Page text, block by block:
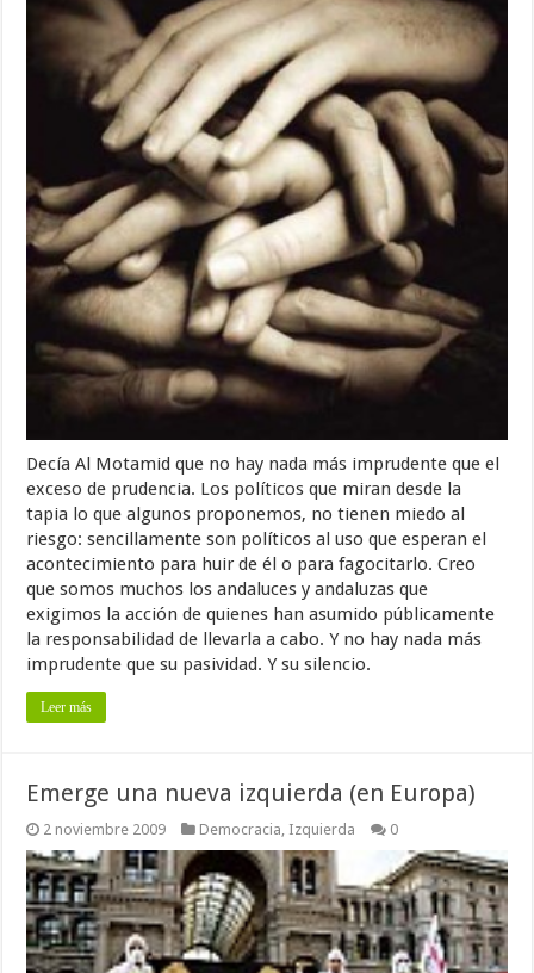
Decía Al Motamid que no hay nada más imprudente que el
exceso de prudencia. Los políticos que miran desde la
tapia lo que algunos proponemos, no tienen miedo al
riesgo: sencillamente son políticos al uso que esperan el
acontecimiento para huir de él o para fagocitarlo. Creo
que somos muchos los andaluces y andaluzas que
exigimos la acción de quienes han asumido públicamente
la responsabilidad de llevarla a cabo. Y no hay nada más
imprudente que su pasividad. Y su silencio.
Leer más
Emerge una nueva izquierda (en Europa)
2 noviembre 2009 Democracia Izquierda 0